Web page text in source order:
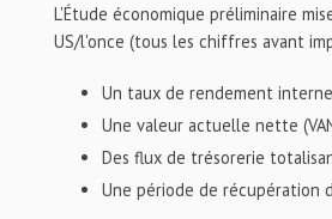
L'Étude économique préliminaire
US/l'once (tous les chiffres avant
Un taux de rendement
Une valeur actuelle nette
Des flux de trésorerie
Une période de récupération